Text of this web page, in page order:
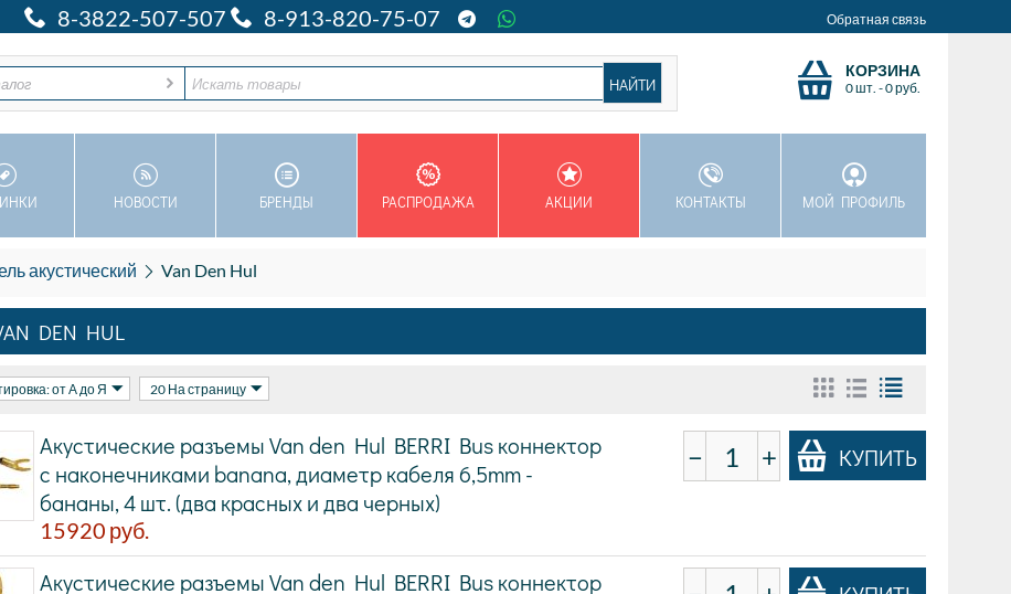
8-3822-507-507 8-913-820-75-07 Обратная связь
КОРЗИНА
0 шт. -0руб.
НОВОСТИ БРЕНДЫ РАСПРОДАЖА АКЦИИ КОНТАКТЫ МОЙ ПРОФИЛЬ
акустический Van Den Hul
DEN HUL
от А до Я 20 На страницу
Акустические разъемы Van den Hul BERRI Bus коннектор
с наконечниками banana, диаметр кабеля 6,5mm -
бананы, 4 шт. (два красных и два черных)
15920 руб.
− + КУПИТЬ
Акустические разъемы Van den Hul BERRI Bus коннектор